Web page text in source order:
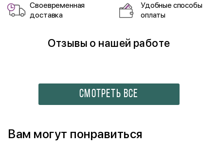
Своевременная
доставка
Удобные способы
оплаты
Отзывы о нашей работе
СМОТРЕТЬ ВСЕ
Вам могут понравиться